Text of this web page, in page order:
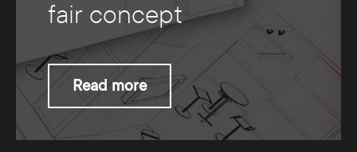
fair concept
Read more